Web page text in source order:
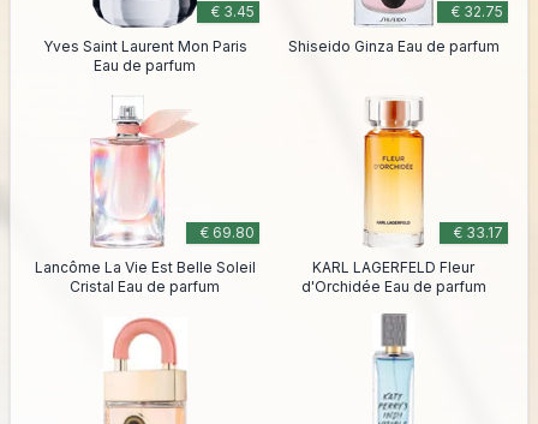
€ 3.45
Yves Saint Laurent Mon Paris
Eau de parfum
€ 32.75
Shiseido Ginza Eau de parfum
€ 69.80
Lancôme La Vie Est Belle Soleil
Cristal Eau de parfum
€ 33.17
KARL LAGERFELD Fleur
d'Orchidée Eau de parfum